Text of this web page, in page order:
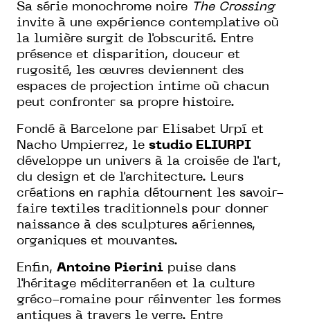
Sa série monochrome noire
The Crossing
invite à une expérience contemplative où
la lumière surgit de l'obscurité. Entre
présence et disparition, douceur et
rugosité, les œuvres deviennent des
espaces de projection intime où chacun
peut confronter sa propre histoire.
Fondé à Barcelone par Elisabet Urpí et
Nacho Umpierrez, le studio ELIURPI
développe un univers à la croisée de l'art,
du design et de l'architecture. Leurs
créations en raphia détournent les savoir-
faire textiles traditionnels pour donner
naissance à des sculptures aériennes,
organiques et mouvantes.
Enfin, Antoine Pierini puise dans
l'héritage méditerranéen et la culture
gréco-romaine pour réinventer les formes
antiques à travers le verre. Entre